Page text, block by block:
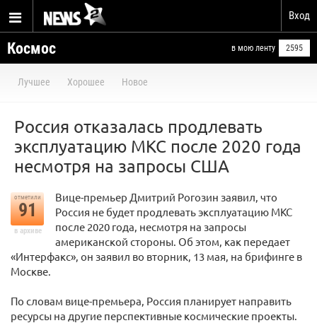
Вход
Космос в мою ленту 2595
Лучшее Хорошее Новое
Россия отказалась продлевать
эксплуатацию МКС после 2020 года
несмотря на запросы США
отметили
91
в архиве
Вице-премьер Дмитрий Рогозин заявил, что
Россия не будет продлевать эксплуатацию МКС
после 2020 года, несмотря на запросы
американской стороны. Об этом, как передает
«Интерфакс», он заявил во вторник, 13 мая, на брифинге в
Москве.
По словам вице-премьера, Россия планирует направить
ресурсы на другие перспективные космические проекты.